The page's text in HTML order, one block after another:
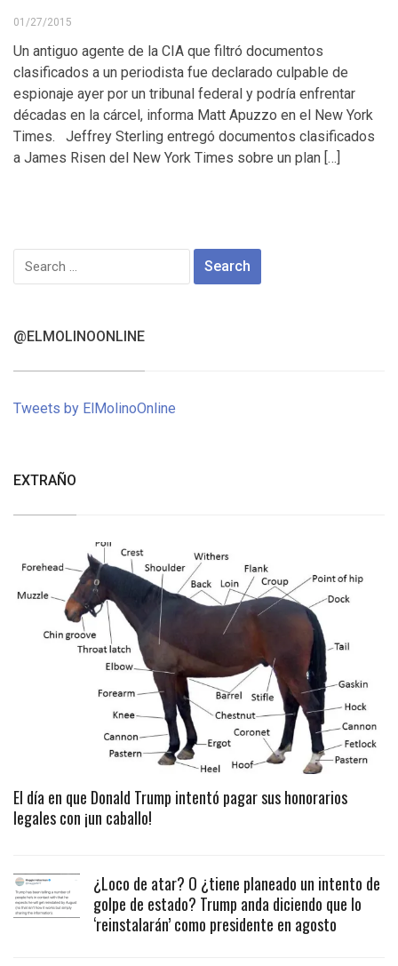
01/27/2015
Un antiguo agente de la CIA que filtró documentos
clasificados a un periodista fue declarado culpable de
espionaje ayer por un tribunal federal y podría enfrentar
décadas en la cárcel, informa Matt Apuzzo en el New York
Times. Jeffrey Sterling entregó documentos clasificados
a James Risen del New York Times sobre un plan […]
Search
@ELMOLINOONLINE
Tweets by ElMolinoOnline
EXTRAÑO
El día en que Donald Trump intentó pagar sus honorarios
legales con ¡un caballo!
¿Loco de atar? O ¿tiene planeado un intento de
golpe de estado? Trump anda diciendo que lo
‘reinstalarán’ como presidente en agosto